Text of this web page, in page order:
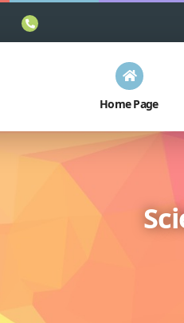
Home Page